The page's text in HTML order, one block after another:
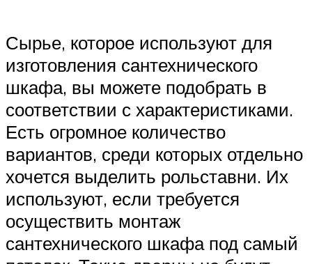
Сырье, которое используют для
изготовления сантехнического
шкафа, вы можете подобрать в
соответствии с характеристиками.
Есть огромное количество
вариантов, среди которых отдельно
хочется выделить рольставни. Их
используют, если требуется
осуществить монтаж
сантехнического шкафа под самый